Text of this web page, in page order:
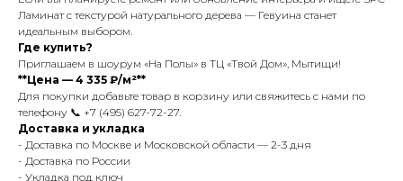
Ламинат с текстурой натурального дерева — Гевуина станет
идеальным выбором.
Где купить?
Приглашаем в шоурум «На Полы» в ТЦ «Твой Дом», Мытищи!
**Цена — 4 335 ₽/м²**
Для покупки добавьте товар в корзину или свяжитесь с нами по
телефону 📞 +7 (495) 627-72-27.
Доставка и укладка
- Доставка по Москве и Московской области — 2-3 дня
- Доставка по России
- Укладка под ключ